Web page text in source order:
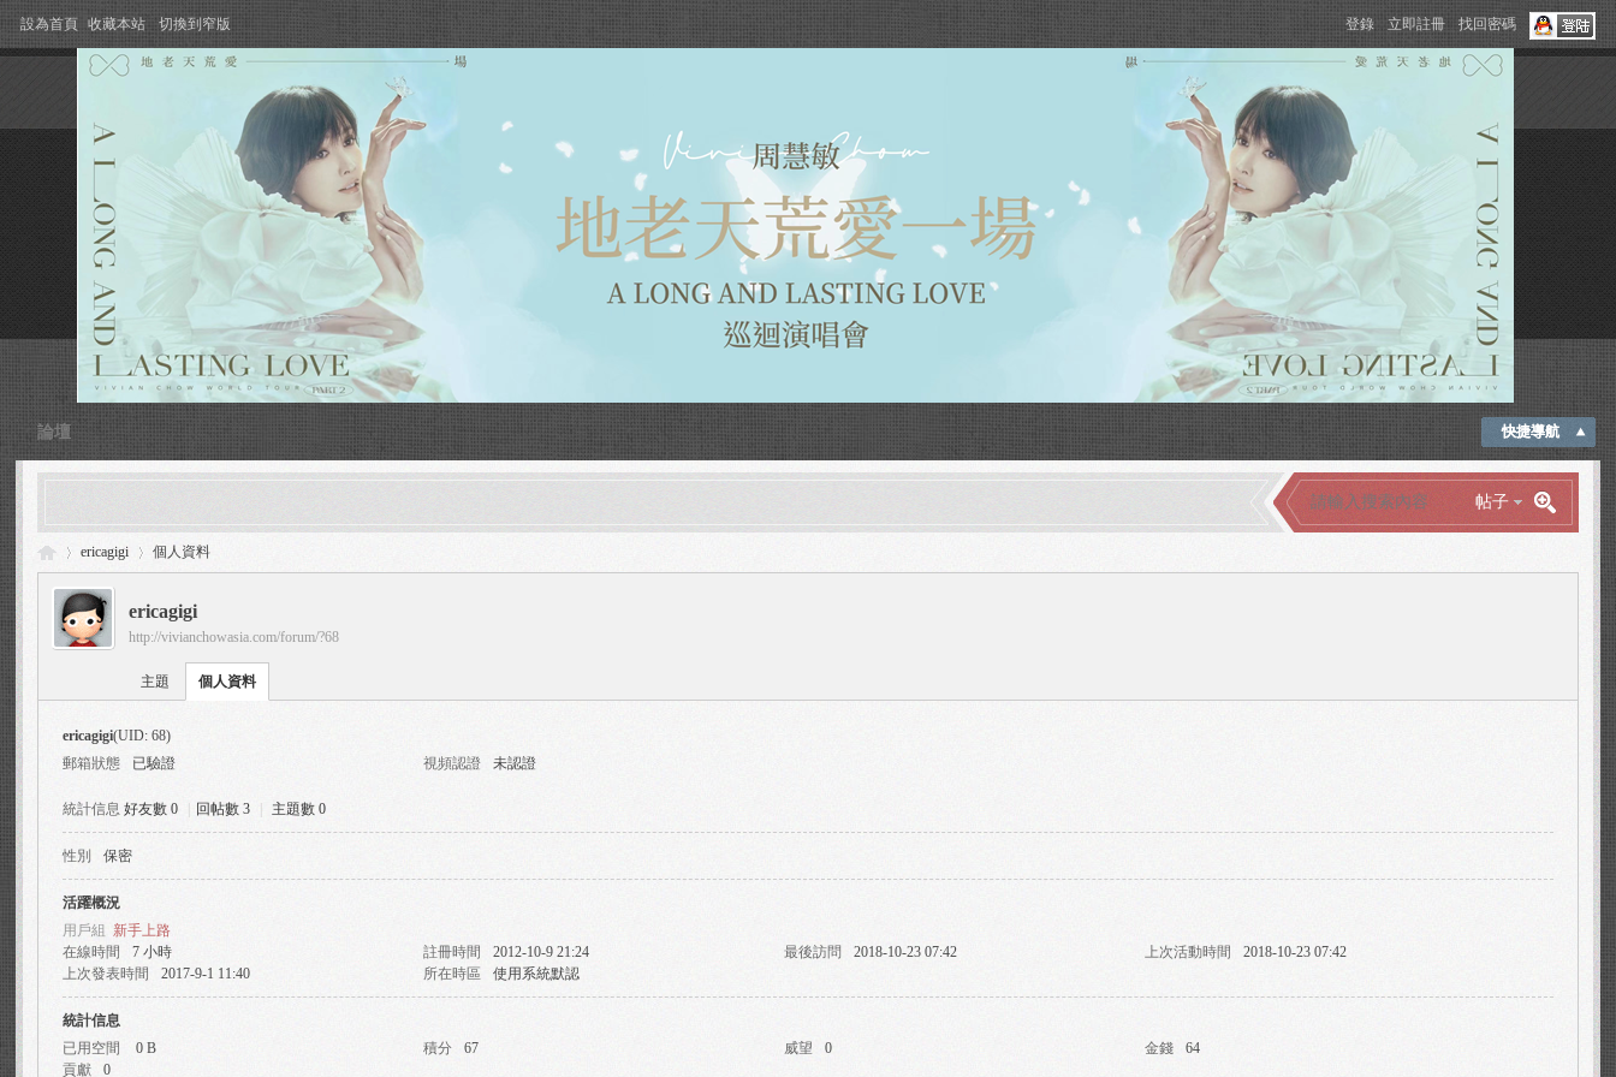
設為首頁 收藏本站 切換到窄版 登錄 立即註冊 找回密碼
快捷導航
論壇
帖子
›
ericagigi 個人資料
ericagigi
http://vivianchowasia.com/forum/?68
主題 個人資料
ericagigi(UID: 68)
郵箱狀態
已驗證 視頻認證 未認證
統計信息 好友數 0 回帖數 3 主題數 0
性別 保密
活躍概況
用戶組 新手上路
在線時間
7 小時 註冊時間 2012-10-9 21:24 最後訪問 2018-10-23 07:42 上次活動時間
2018-10-23 07:42
上次發表時間
2017-9-1 11:40 所在時區 使用系統默認
統計信息
已用空間
0 B 積分 67 威望 0 金錢
64
貢獻
0